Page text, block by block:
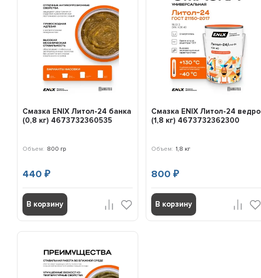
Смазка ENIX Литол-24 банка
(0,8 кг) 4673732360535
Объем: 800 гр
440₽
В корзину
Смазка ENIX Литол-24 ведро
(1,8 кг) 4673732362300
Объем: 1,8 кг
800₽
В корзину